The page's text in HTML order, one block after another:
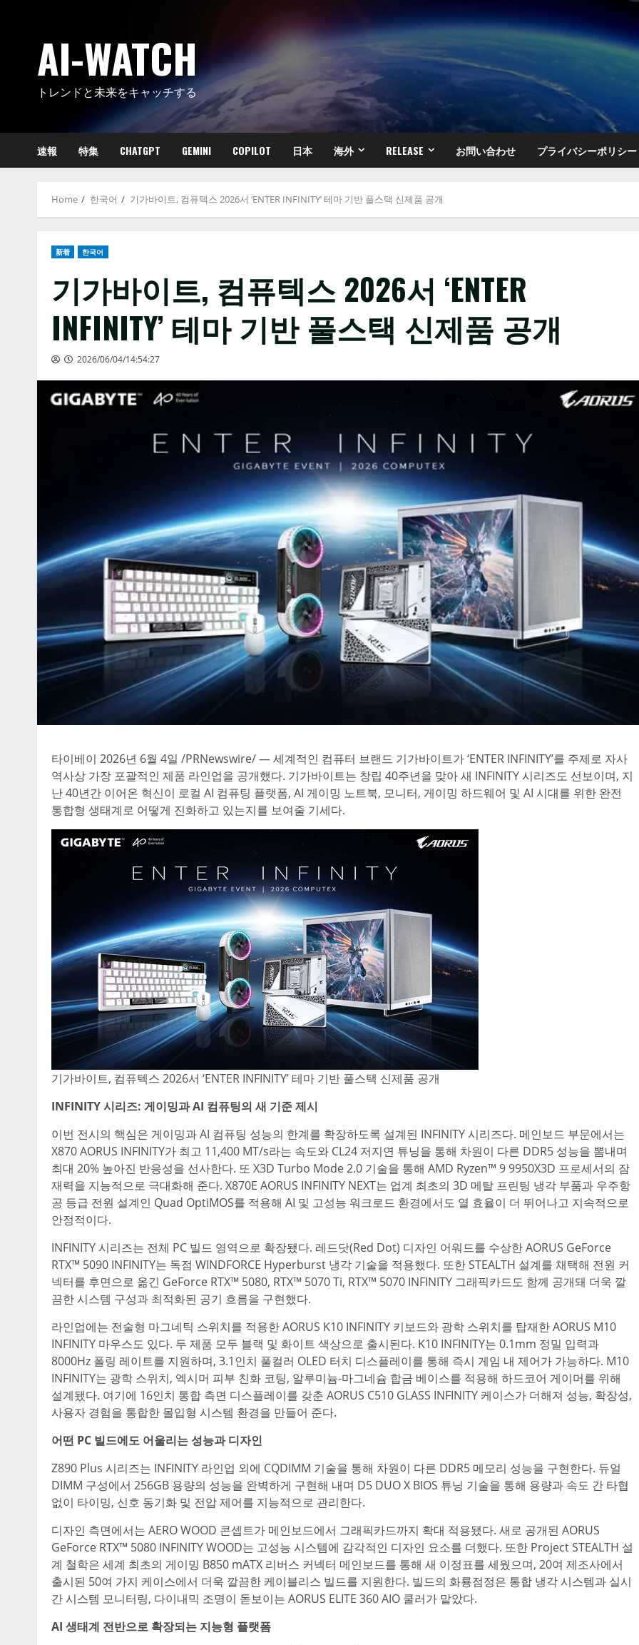
AI-WATCH
トレンドと未来をキャッチする
速報 特集 CHATGPT GEMINI COPILOT 日本 海外 RELEASE お問い合わせ プライバシーポリシー
Home 한국어 기가바이트, 컴퓨텍스 2026서 ‘ENTER INFINITY’ 테마 기반 풀스택 신제품 공개
新着 한국어
기가바이트, 컴퓨텍스 2026서 ‘ENTER
INFINITY’ 테마 기반 풀스택 신제품 공개
2026/06/04/14:54:27
타이베이 2026년 6월 4일 /PRNewswire/ — 세계적인 컴퓨터 브랜드 기가바이트가 ‘ENTER INFINITY’를 주제로 자사
역사상 가장 포괄적인 제품 라인업을 공개했다. 기가바이트는 창립 40주년을 맞아 새 INFINITY 시리즈도 선보이며, 지
난 40년간 이어온 혁신이 로컬 AI 컴퓨팅 플랫폼, AI 게이밍 노트북, 모니터, 게이밍 하드웨어 및 AI 시대를 위한 완전
통합형 생태계로 어떻게 진화하고 있는지를 보여줄 기세다.
기가바이트, 컴퓨텍스 2026서 ‘ENTER INFINITY’ 테마 기반 풀스택 신제품 공개
INFINITY 시리즈: 게이밍과 AI 컴퓨팅의 새 기준 제시
이번 전시의 핵심은 게이밍과 AI 컴퓨팅 성능의 한계를 확장하도록 설계된 INFINITY 시리즈다. 메인보드 부문에서는
X870 AORUS INFINITY가 최고 11,400 MT/s라는 속도와 CL24 저지연 튜닝을 통해 차원이 다른 DDR5 성능을 뽐내며
최대 20% 높아진 반응성을 선사한다. 또 X3D Turbo Mode 2.0 기술을 통해 AMD Ryzen™ 9 9950X3D 프로세서의 잠
재력을 지능적으로 극대화해 준다. X870E AORUS INFINITY NEXT는 업계 최초의 3D 메탈 프린팅 냉각 부품과 우주항
공 등급 전원 설계인 Quad OptiMOS를 적용해 AI 및 고성능 워크로드 환경에서도 열 효율이 더 뛰어나고 지속적으로
안정적이다.
INFINITY 시리즈는 전체 PC 빌드 영역으로 확장됐다. 레드닷(Red Dot) 디자인 어워드를 수상한 AORUS GeForce
RTX™ 5090 INFINITY는 독점 WINDFORCE Hyperburst 냉각 기술을 적용했다. 또한 STEALTH 설계를 채택해 전원 커
넥터를 후면으로 옮긴 GeForce RTX™ 5080, RTX™ 5070 Ti, RTX™ 5070 INFINITY 그래픽카드도 함께 공개돼 더욱 깔
끔한 시스템 구성과 최적화된 공기 흐름을 구현했다.
라인업에는 전술형 마그네틱 스위치를 적용한 AORUS K10 INFINITY 키보드와 광학 스위치를 탑재한 AORUS M10
INFINITY 마우스도 있다. 두 제품 모두 블랙 및 화이트 색상으로 출시된다. K10 INFINITY는 0.1mm 정밀 입력과
8000Hz 폴링 레이트를 지원하며, 3.1인치 풀컬러 OLED 터치 디스플레이를 통해 즉시 게임 내 제어가 가능하다. M10
INFINITY는 광학 스위치, 엑시머 피부 친화 코팅, 알루미늄-마그네슘 합금 베이스를 적용해 하드코어 게이머를 위해
설계됐다. 여기에 16인치 통합 측면 디스플레이를 갖춘 AORUS C510 GLASS INFINITY 케이스가 더해져 성능, 확장성,
사용자 경험을 통합한 몰입형 시스템 환경을 만들어 준다.
어떤 PC 빌드에도 어울리는 성능과 디자인
Z890 Plus 시리즈는 INFINITY 라인업 외에 CQDIMM 기술을 통해 차원이 다른 DDR5 메모리 성능을 구현한다. 듀얼
DIMM 구성에서 256GB 용량의 성능을 완벽하게 구현해 내며 D5 DUO X BIOS 튜닝 기술을 통해 용량과 속도 간 타협
없이 타이밍, 신호 동기화 및 전압 제어를 지능적으로 관리한다.
디자인 측면에서는 AERO WOOD 콘셉트가 메인보드에서 그래픽카드까지 확대 적용됐다. 새로 공개된 AORUS
GeForce RTX™ 5080 INFINITY WOOD는 고성능 시스템에 감각적인 디자인 요소를 더했다. 또한 Project STEALTH 설
계 철학은 세계 최초의 게이밍 B850 mATX 리버스 커넥터 메인보드를 통해 새 이정표를 세웠으며, 20여 제조사에서
출시된 50여 가지 케이스에서 더욱 깔끔한 케이블리스 빌드를 지원한다. 빌드의 화룡점정은 통합 냉각 시스템과 실시
간 시스템 모니터링, 다이내믹 조명이 돋보이는 AORUS ELITE 360 AIO 쿨러가 맡았다.
AI 생태계 전반으로 확장되는 지능형 플랫폼